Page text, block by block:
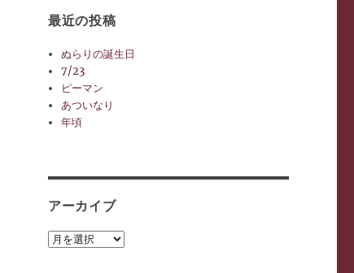
最近の投稿
ぬらりの誕生日
7/23
ピーマン
あついなり
年頃
アーカイブ
ア